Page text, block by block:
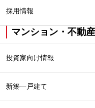
採用情報
マンション・不動
投資家向け情報
新築一戸建て